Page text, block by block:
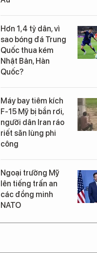
Hơn 1,4 tỷ dân, vì
sao bóng đá Trung
Quốc thua kém
Nhật Bản, Hàn
Quốc?
Máy bay tiêm kích
F-15 Mỹ bị bắn rơi,
người dân Iran ráo
riết săn lùng phi
công
Ngoại trưởng Mỹ
lên tiếng trấn an
các đồng minh
NATO